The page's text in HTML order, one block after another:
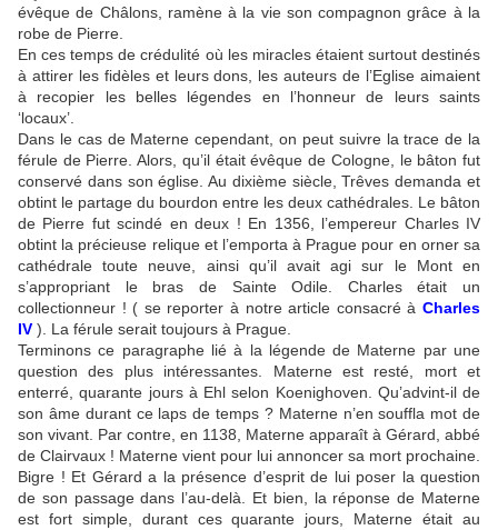
évêque de Châlons, ramène à la vie son compagnon grâce à la
robe de Pierre.
En ces temps de crédulité où les miracles étaient surtout destinés
à attirer les fidèles et leurs dons, les auteurs de l’Eglise aimaient
à recopier les belles légendes en l’honneur de leurs saints
‘locaux’.
Dans le cas de Materne cependant, on peut suivre la trace de la
férule de Pierre. Alors, qu’il était évêque de Cologne, le bâton fut
conservé dans son église. Au dixième siècle, Trêves demanda et
obtint le partage du bourdon entre les deux cathédrales. Le bâton
de Pierre fut scindé en deux ! En 1356, l’empereur Charles IV
obtint la précieuse relique et l’emporta à Prague pour en orner sa
cathédrale toute neuve, ainsi qu’il avait agi sur le Mont en
s’appropriant le bras de Sainte Odile. Charles était un
collectionneur ! ( se reporter à notre article consacré à Charles
IV ). La férule serait toujours à Prague.
Terminons ce paragraphe lié à la légende de Materne par une
question des plus intéressantes. Materne est resté, mort et
enterré, quarante jours à Ehl selon Koenighoven. Qu’advint-il de
son âme durant ce laps de temps ? Materne n’en souffla mot de
son vivant. Par contre, en 1138, Materne apparaît à Gérard, abbé
de Clairvaux ! Materne vient pour lui annoncer sa mort prochaine.
Bigre ! Et Gérard a la présence d’esprit de lui poser la question
de son passage dans l’au-delà. Et bien, la réponse de Materne
est fort simple, durant ces quarante jours, Materne était au